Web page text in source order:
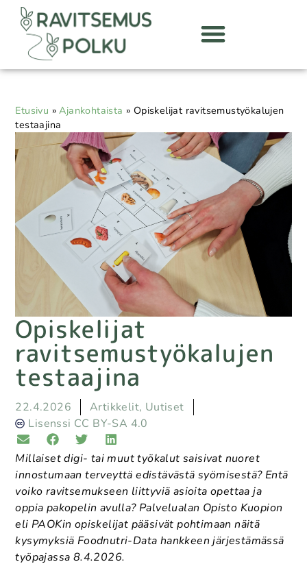
Etusivu »Ajankohtaista » Opiskelijat ravitsemustyökalujen
testaajina
Opiskelijat
ravitsemustyökalujen
testaajina
22.4.2026 Artikkelit, Uutiset
Lisenssi CC BY-SA 4.0
Millaiset digi- tai muut työkalut saisivat nuoret
innostumaan terveyttä edistävästä syömisestä? Entä
voiko ravitsemukseen liittyviä asioita opettaa ja
oppia pakopelin avulla? Palvelualan Opisto Kuopion
eli PAOKin opiskelijat pääsivät pohtimaan näitä
kysymyksiä Foodnutri-Data hankkeen järjestämässä
työpajassa 8.4.2026.